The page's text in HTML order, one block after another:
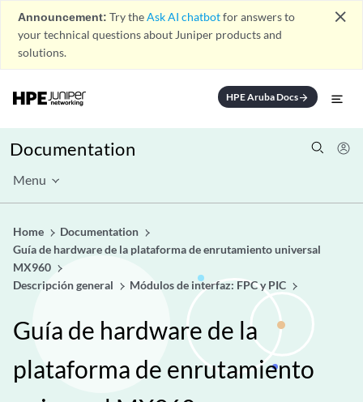
Announcement: Try theAsk AI chatbotfor answers to
your technical questions about Juniper products and
solutions.
close
HPE Aruba Docsarrow_forward
Documentation
Menu
Home
Documentation
Guía de hardware de la plataforma de enrutamiento universal
MX960
Descripción general
Módulos de interfaz: FPC y PIC
Guía de hardware de la
plataforma de enrutamiento